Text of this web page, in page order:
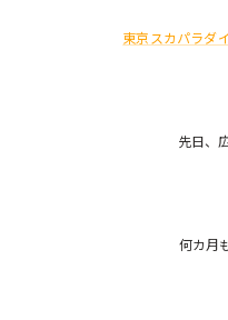
東京スカパラダ
先日、
何カ月